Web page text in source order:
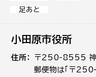
足あと
小田原市役所
住所
〒250-8555 神
郵便物は「〒